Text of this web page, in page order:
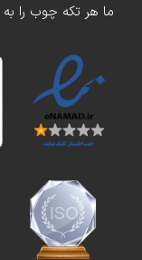
ما هر تکه چوب را